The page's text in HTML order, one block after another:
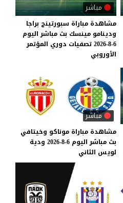
مباشر
مشاهدة مباراة سبورتينج براجا
ودينامو مينسك بث مباشر اليوم
6-8-2026 تصفيات دوري المؤتمر
الأوروبي
مباشر
مشاهدة مباراة موناكو وخيتافي
بث مباشر اليوم 6-8-2026
ودية
لويس الثاني